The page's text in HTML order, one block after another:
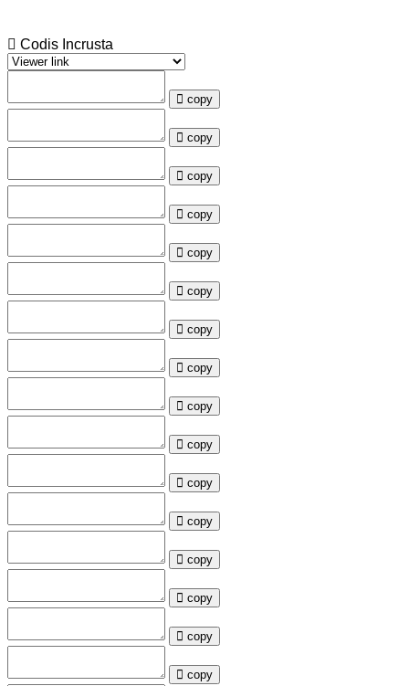
Codis Incrusta
copy
copy
copy
copy
copy
copy
copy
copy
copy
copy
copy
copy
copy
copy
copy
copy